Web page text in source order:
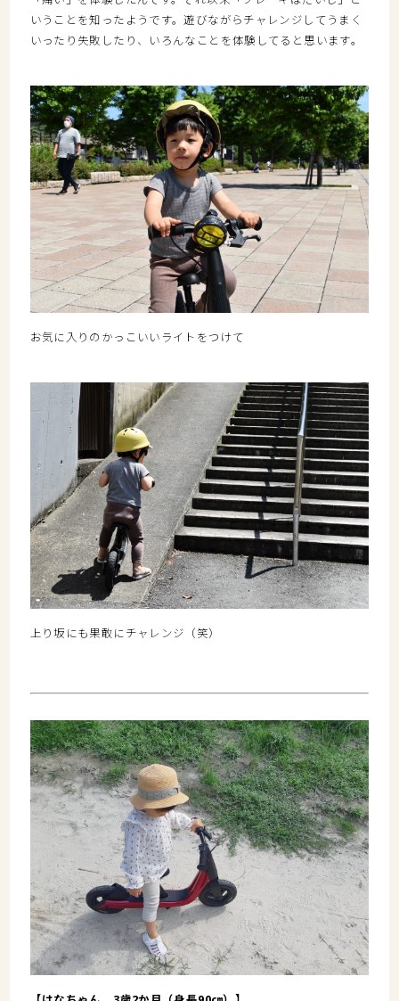
いうことを知ったようです。遊びながらチャレンジしてうまく
いったり失敗したり、いろんなことを体験してると思います。
お気に入りのかっこいいライトをつけて
上り坂にも果敢にチャレンジ（笑）